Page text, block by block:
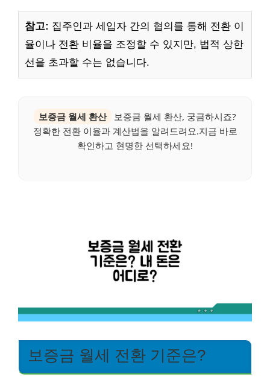
참고: 집주인과 세입자 간의 협의를 통해 전환 이
율이나 전환 비율을 조정할 수 있지만, 법적 상한
선을 초과할 수는 없습니다.
보증금 월세 환산
보증금 월세 환산, 궁금하시죠?
정확한 전환 이율과 계산법을 알려드려요.지금 바로
확인하고 현명한 선택하세요!
보증금 월세 전환 기준은?